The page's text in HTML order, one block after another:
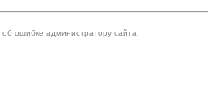
об ошибке администратору сайта.